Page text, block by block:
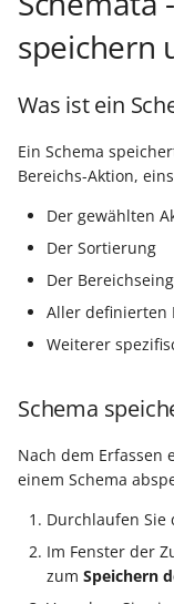
speichern
Was ist ein
Ein Schema
Bereichs-Aktion,
Der gewählten
Der Sortierung
Der
Aller definierten
Weiterer
Schema
Nach dem Erfassen
einem Schema
Durchlaufen Sie
Im Fenster der
zumSpeichern